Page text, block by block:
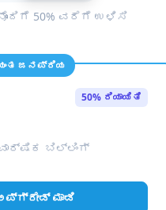
50% ವರೆಗೆ ಉಳಿಸಿ
ಜನಪ್ರಿಯ
50% ರಿಯಾಯಿತಿ
ವಾರ್ಷಿಕ ಬಿಲ್ಲಿಂಗ್
ಮಾಡಿ